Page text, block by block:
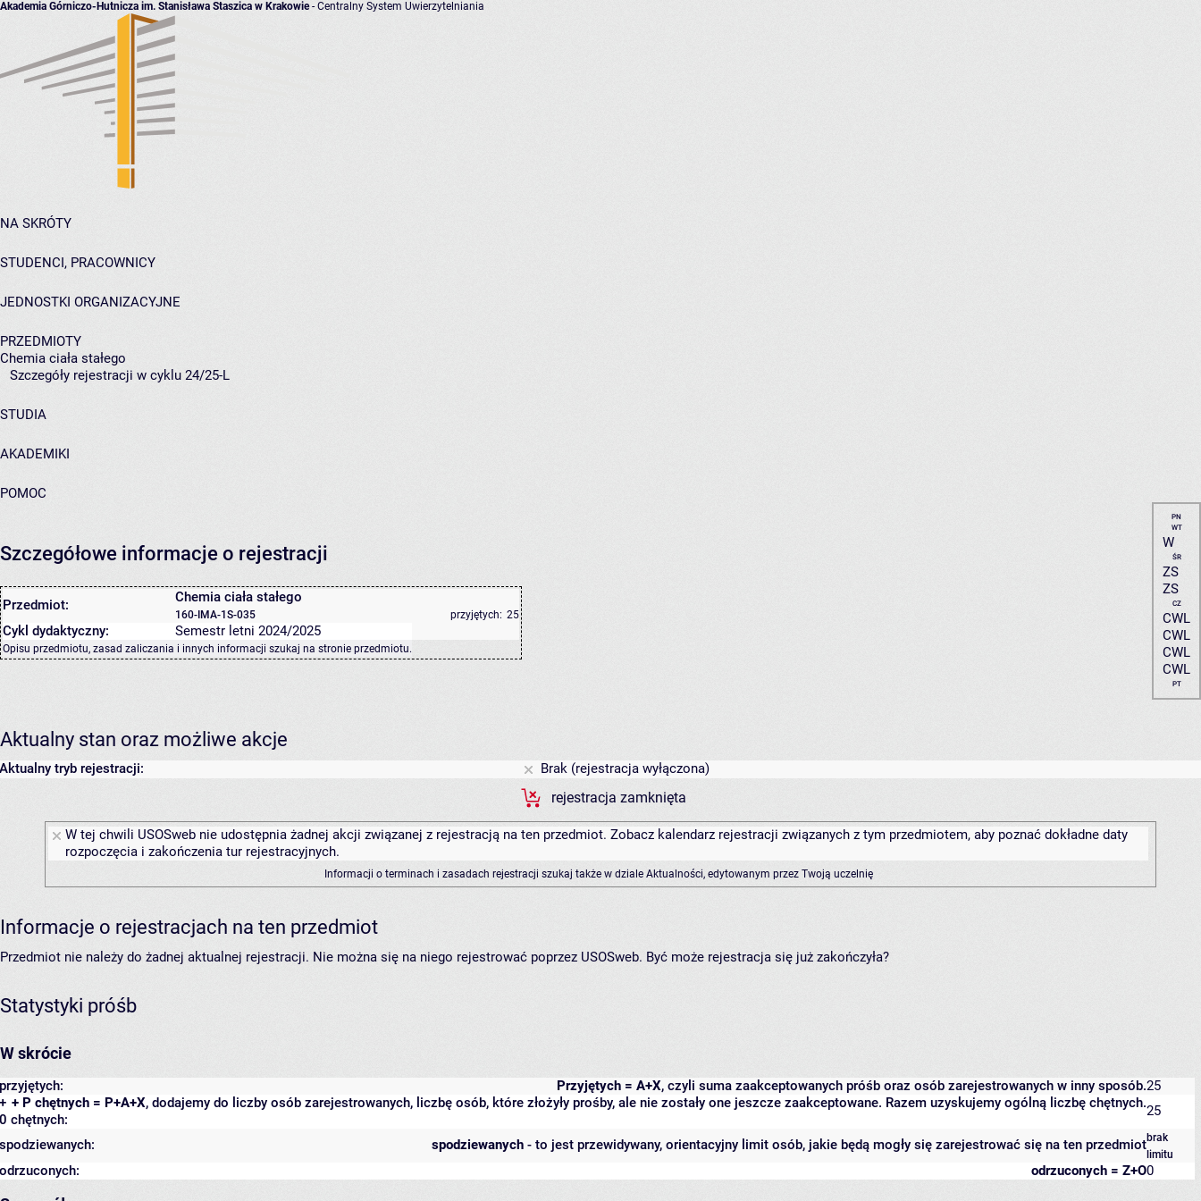
Akademia Górniczo-Hutnicza im. Stanisława Staszica w Krakowie- Centralny System Uwierzytelniania
NA SKRÓTY
STUDENCI, PRACOWNICY
JEDNOSTKI ORGANIZACYJNE
PRZEDMIOTY
Chemia ciała stałego
Szczegóły rejestracji w cyklu 24/25-L
STUDIA
AKADEMIKI
POMOC
Szczegółowe informacje o rejestracji
Przedmiot: Chemia ciała stałego
160-IMA-1S-035 przyjętych: 25
Cykl dydaktyczny: Semestr letni 2024/2025
Opisu przedmiotu, zasad zaliczania i innych informacji szukaj na stronie przedmiotu.
PN
WT
W
ŚR
ZS
ZS
CZ
CWL
CWL
CWL
CWL
PT
Aktualny stan oraz możliwe akcje
Aktualny tryb rejestracji:
Brak (rejestracja wyłączona)
rejestracja zamknięta
W tej chwili USOSweb nie udostępnia żadnej akcji związanej z rejestracją na ten przedmiot. Zobacz kalendarz rejestracji związanych z tym przedmiotem, aby poznać dokładne daty
rozpoczęcia i zakończenia tur rejestracyjnych.
Informacji o terminach i zasadach rejestracji szukaj także w dziale Aktualności, edytowanym przez Twoją uczelnię
Informacje o rejestracjach na ten przedmiot
Przedmiot nie należy do żadnej aktualnej rejestracji. Nie można się na niego rejestrować poprzez USOSweb. Być może rejestracja się już zakończyła?
Statystyki próśb
W skrócie
Przyjętych = A+X, czyli suma zaakceptowanych próśb oraz osób zarejestrowanych w inny sposób.
przyjętych:
25
+ P chętnych = P+A+X, dodajemy do liczby osób zarejestrowanych, liczbę osób, które złożyły prośby, ale nie zostały one jeszcze zaakceptowane. Razem uzyskujemy ogólną liczbę chętnych.
+
0 chętnych:
25
spodziewanych - to jest przewidywany, orientacyjny limit osób, jakie będą mogły się zarejestrować się na ten przedmiot
spodziewanych:
brak
limitu
odrzuconych = Z+O
odrzuconych: 0